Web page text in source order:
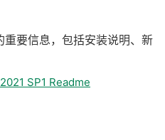
重要信息， 包括安装说明、 新
SP1 Readme